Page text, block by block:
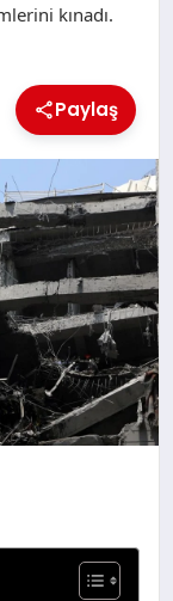
kınadı.
Paylaş